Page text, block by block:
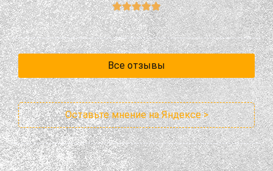
Все отзывы
Оставьте мнение на Яндексе >